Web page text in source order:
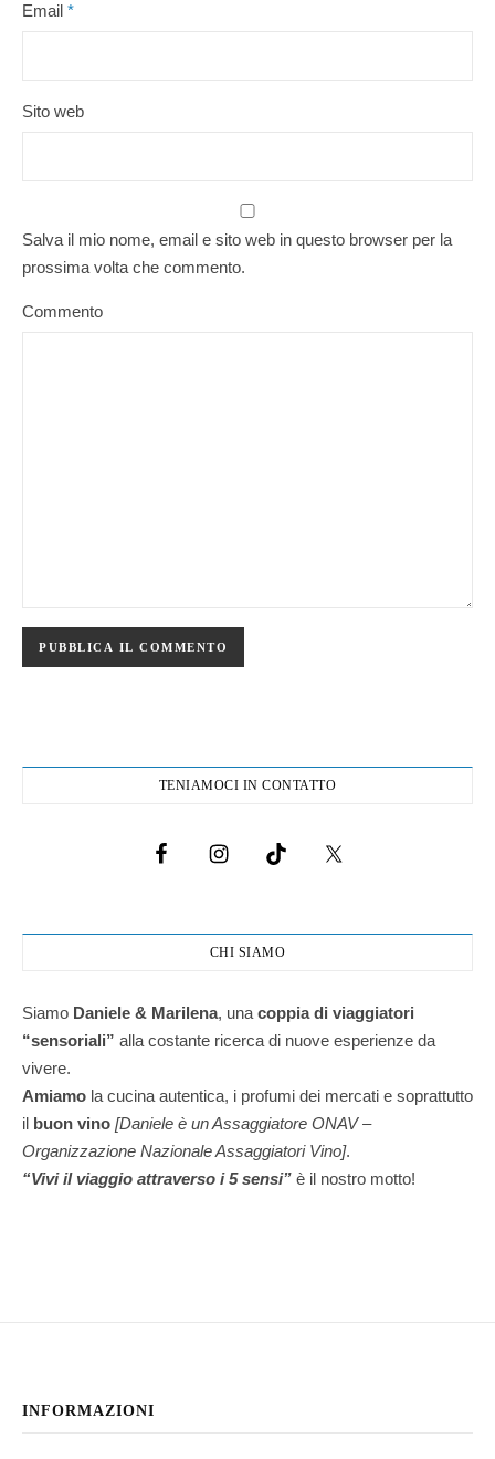
Email *
Sito web
Salva il mio nome, email e sito web in questo browser per la
prossima volta che commento.
Commento
TENIAMOCI IN CONTATTO
CHI SIAMO
Siamo Daniele & Marilena, una coppia di viaggiatori
“sensoriali” alla costante ricerca di nuove esperienze da
vivere.
Amiamo la cucina autentica, i profumi dei mercati e soprattutto
il buon vino [Daniele è un Assaggiatore ONAV –
Organizzazione Nazionale Assaggiatori Vino].
“Vivi il viaggio attraverso i 5 sensi” è il nostro motto!
INFORMAZIONI